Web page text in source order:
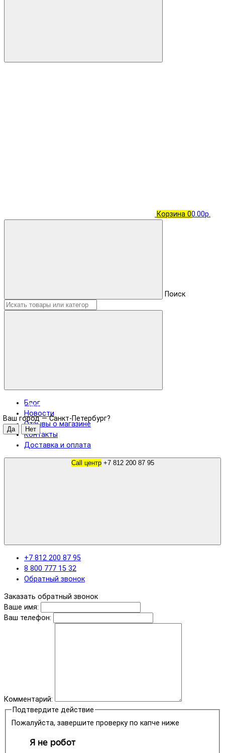
Корзина 00.00р.
Поиск
Санкт-Петербург
Ваш город —Санкт-Петербург?
Блог
Новости
Отзывы о магазине
Контакты
Доставка и оплата
Call центр +7 812 200 87 95
+7 812 200 87 95
8 800 777 15 32
Обратный звонок
Заказать обратный звонок
Ваше имя:
Ваш телефон:
Комментарий:
Подтвердите действие
Пожалуйста, завершите проверку по капче ниже